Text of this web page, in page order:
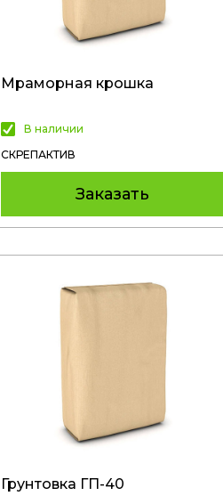
Мраморная крошка
В наличии
СКРЕПАКТИВ
Заказать
Грунтовка ГП-40